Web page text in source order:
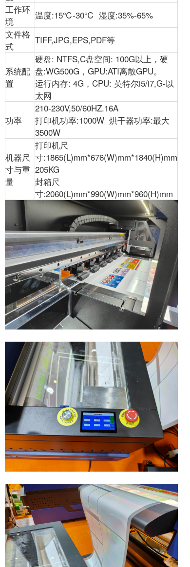
工作环
境
温度:15℃-30℃ 湿度:35%-65%
文件格
式
TIFF,JPG,EPS,PDF等
系统配
置
硬盘: NTFS,C盘空间: 100G以上，硬
盘:WG500G，GPU:ATI离散GPU。
运行内存: 4G，CPU: 英特尔i5/i7,G-以
太网
功率
210-230V,50/60HZ.16A
打印机功率:1000W 烘干器功率:最大
3500W
机器尺
寸与重
量
打印机尺
寸:1865(L)mm*676(W)mm*1840(H)mm
205KG
封箱尺
寸:2060(L)mm*990(W)mm*960(H)mm